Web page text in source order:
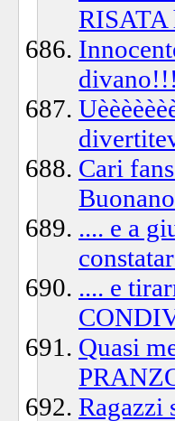
RISATA
Cari
.... e a
.... e
Quasi
Ragazzi